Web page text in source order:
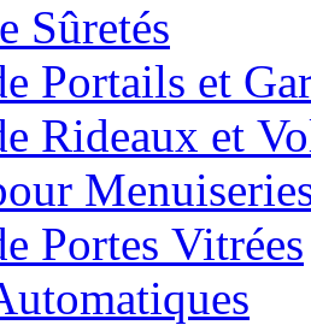
Sûretés
Portails et
Rideaux et
Portes Vitrées